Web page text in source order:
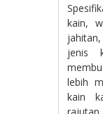
kain,
jenis
lebih
kain